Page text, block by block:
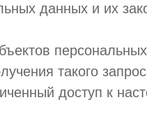
данных и их
такого
доступ к